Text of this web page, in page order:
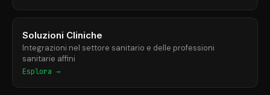
Soluzioni Cliniche
Integrazioni nel settore sanitario e delle professioni
sanitarie affini
Esplora →